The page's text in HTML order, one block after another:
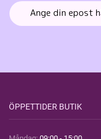
ÖPPETTIDER BUTIK